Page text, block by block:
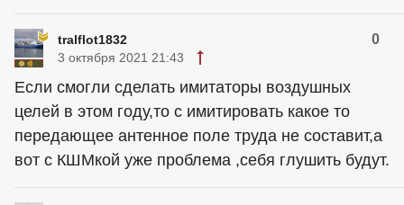
tralflot1832 0
3 октября 2021 21:43
Если смогли сделать имитаторы воздушных
целей в этом году,то с имитировать какое то
передающее антенное поле труда не составит,а
вот с КШМкой уже проблема ,себя глушить будут.